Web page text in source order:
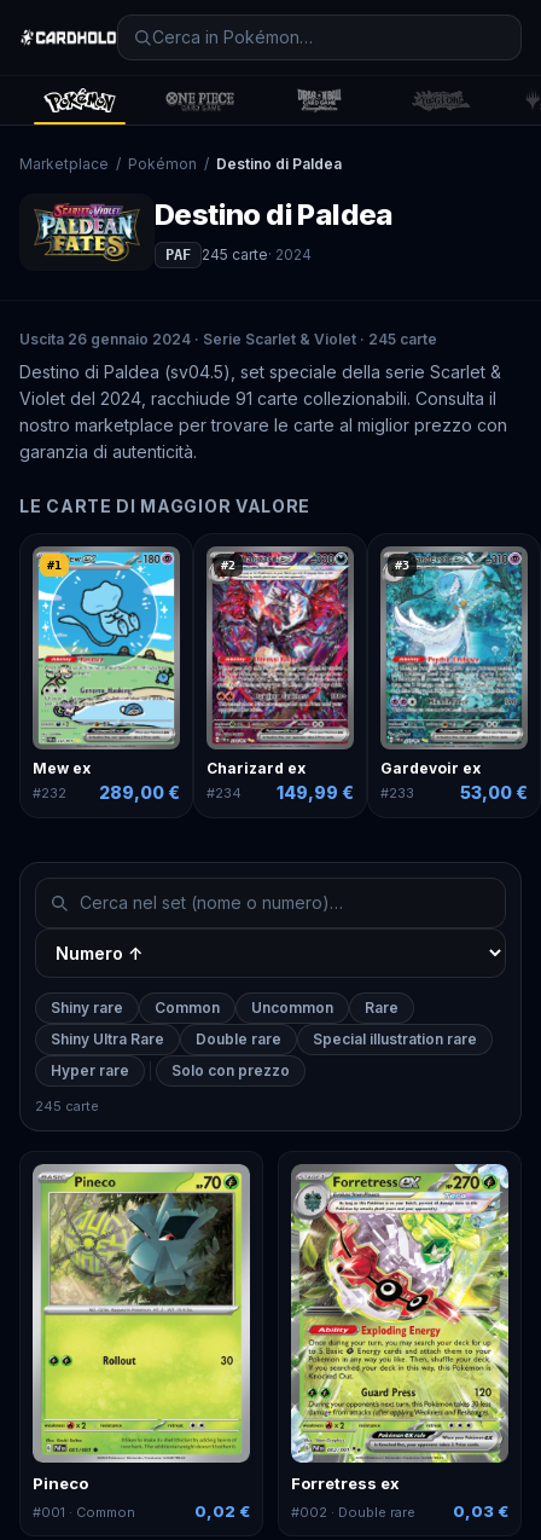
Marketplace / Pokémon / Destino di Paldea
Destino di Paldea
PAF 245 carte· 2024
Uscita 26 gennaio 2024 · Serie Scarlet & Violet · 245 carte
Destino di Paldea (sv04.5), set speciale della serie Scarlet &
Violet del 2024, racchiude 91 carte collezionabili. Consulta il
nostro marketplace per trovare le carte al miglior prezzo con
garanzia di autenticità.
LE CARTE DI MAGGIOR VALORE
#1
Mew ex
#232 289,00 €
#2
Charizard ex
#234 149,99 €
#3
Gardevoir ex
#233 53,00 €
Shiny rare Common Uncommon
Rare
Shiny Ultra Rare
Double rare
Special illustration rare
Hyper rare
Solo con prezzo
245 carte
Pineco
#001 · Common 0,02 €
Forretress ex
#002 · Double rare 0,03 €